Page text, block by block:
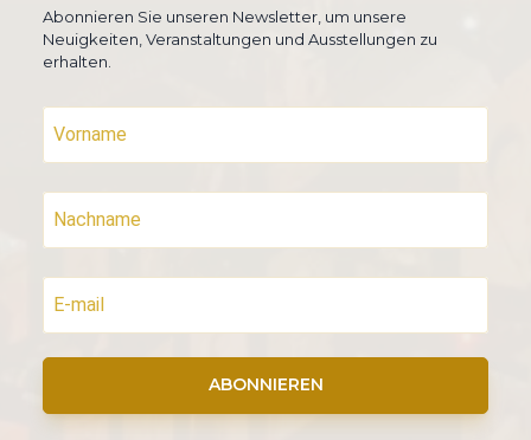
Abonnieren Sie unseren Newsletter, um unsere
Neuigkeiten, Veranstaltungen und Ausstellungen zu
erhalten.
ABONNIEREN